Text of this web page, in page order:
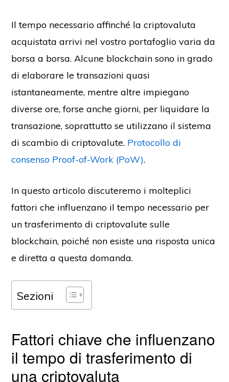
Il tempo necessario affinché la criptovaluta
acquistata arrivi nel vostro portafoglio varia da
borsa a borsa. Alcune blockchain sono in grado
di elaborare le transazioni quasi
istantaneamente, mentre altre impiegano
diverse ore, forse anche giorni, per liquidare la
transazione, soprattutto se utilizzano il sistema
di scambio di criptovalute. Protocollo di
consenso Proof-of-Work (PoW).
In questo articolo discuteremo i molteplici
fattori che influenzano il tempo necessario per
un trasferimento di criptovalute sulle
blockchain, poiché non esiste una risposta unica
e diretta a questa domanda.
Sezioni
Fattori chiave che influenzano
il tempo di trasferimento di
una criptovaluta